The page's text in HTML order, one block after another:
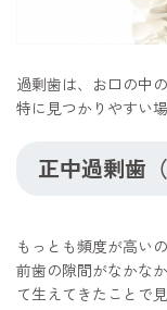
過剰歯は、お口の中
特に見つかりやすい
正中過剰歯
もっとも頻度が高い
前歯の隙間がなかな
て生えてきたことで